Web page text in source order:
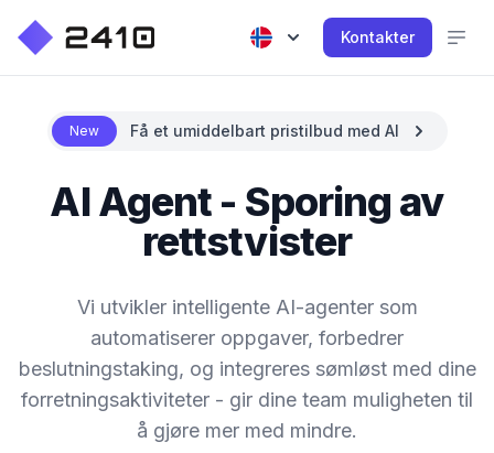
Kontakter
New Få et umiddelbart pristilbud med AI
AI Agent - Sporing av
rettstvister
Vi utvikler intelligente AI-agenter som
automatiserer oppgaver, forbedrer
beslutningstaking, og integreres sømløst med dine
forretningsaktiviteter - gir dine team muligheten til
å gjøre mer med mindre.